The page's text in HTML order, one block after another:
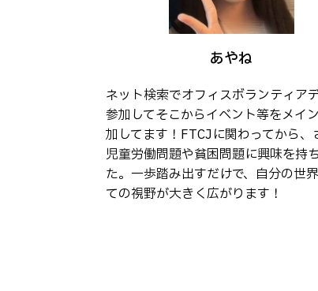
あやね
ネット検索でオフィスボランティア
参加してそこからイベント等をメイ
加してます！FTCJに関わってから、
児童労働問題や貧困問題に興味を持
た。一歩踏み出すだけで、自分の世
ての視野が大きく広がります！